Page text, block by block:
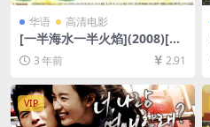
华语 高清电影
[一半海水一半火焰](2008)[百
度网盘+迅雷云盘资源1080P
超清未删减][MP4/5.8GB][粤
语原声中字]
3 年前 2.91
VIP